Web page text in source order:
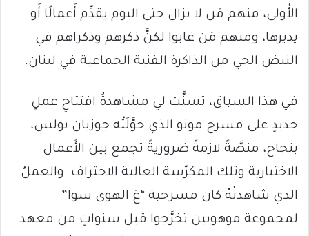
الأُولى، منهم مَن لا يزال حتى اليوم يقدِّم أَعمالًا أَو
يديرها، ومنهم مَن غابوا لكنَّ ذكرهم وذكراهم في
النبض الحي من الذاكرة الفنية الجماعية في لبنان.
في هذا السياق، تسنَّت لي مشاهدةُ افتتاحِ عملٍ
جديدٍ على مسرح مونو الذي حوَّلَتْه جوزيان بولس،
بنجاح، منصَّةً لازمةً ضروريةً تجمع بين الأَعمال
الاختبارية وتلك المكرّسة العالية الاحتراف. والعملُ
الذي شاهدتُهُ كان مسرحية “عَ الهوى سوا”
لمجموعة موهوبين تخرَّجوا قبل سنواتٍ من معهد